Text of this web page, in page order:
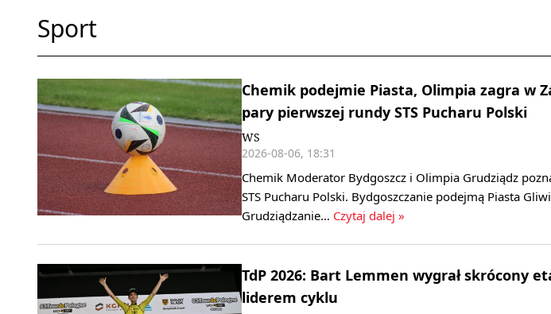
Sport
Chemik podejmie Piasta, Olimpia zagra w
pary pierwszej rundy STS Pucharu Polski
WS
2026-08-06, 18:31
Chemik Moderator Bydgoszcz i Olimpia Grudziądz
STS Pucharu Polski. Bydgoszczanie podejmą Piasta
Grudziądzanie… Czytaj dalej »
TdP 2026: Bart Lemmen wygrał skrócony
liderem cyklu